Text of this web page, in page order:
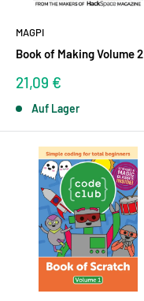
MAGPI
Book of Making Volume 2
Sonderpreis
21,09 €
Auf Lager